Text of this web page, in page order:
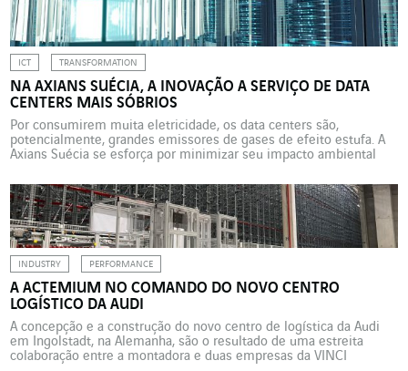
ICT TRANSFORMATION
NA AXIANS SUÉCIA, A INOVAÇÃO A SERVIÇO DE DATA
CENTERS MAIS SÓBRIOS
Por consumirem muita eletricidade, os data centers são,
potencialmente, grandes emissores de gases de efeito estufa. A
Axians Suécia se esforça por minimizar seu impacto ambiental
inovadores. Os data centers consomem muita eletricidade. Como
um dos principais participantes em seu setor, a Axians, a marca
ICT da VINCI […]
INDUSTRY PERFORMANCE
A ACTEMIUM NO COMANDO DO NOVO CENTRO
LOGÍSTICO DA AUDI
A concepção e a construção do novo centro de logística da Audi
em Ingolstadt, na Alemanha, são o resultado de uma estreita
colaboração entre a montadora e duas empresas da VINCI